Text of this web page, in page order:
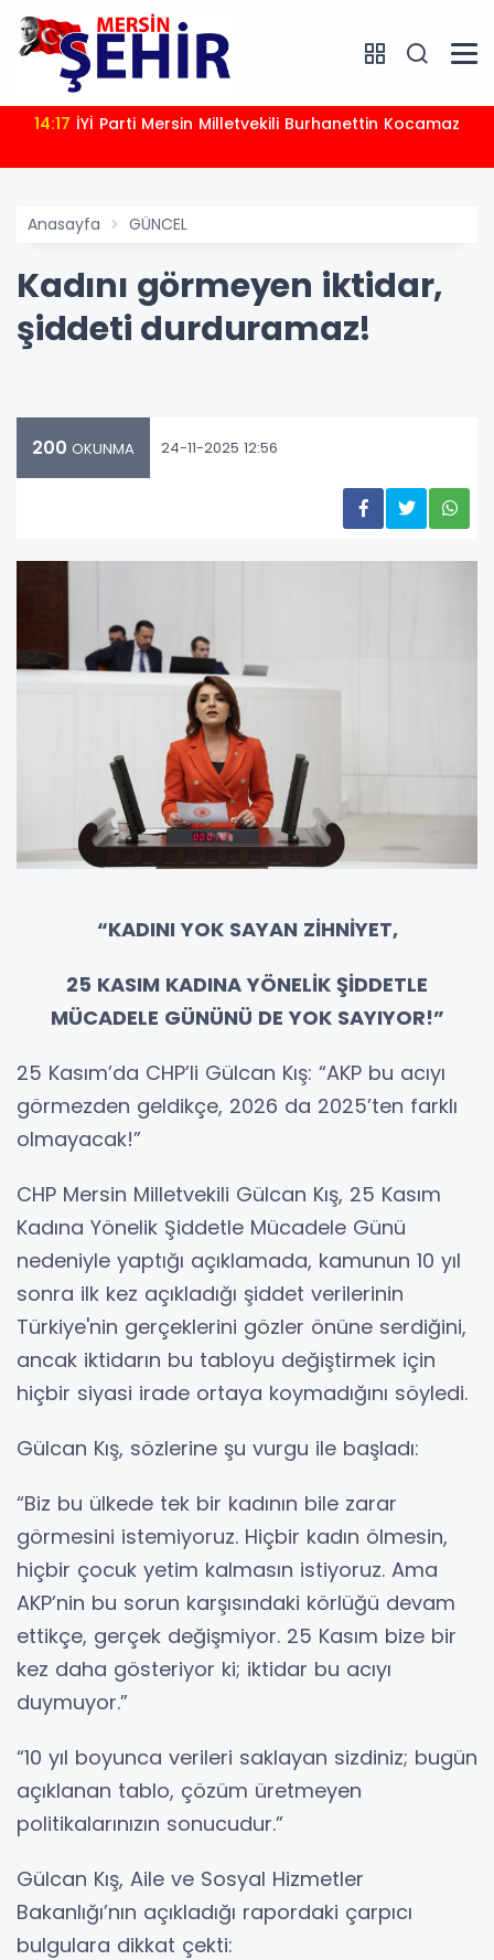
14:17 İYİ Parti Mersin Milletvekili Burhanettin Kocamaz
Anasayfa GÜNCEL
Kadını görmeyen iktidar,
şiddeti durduramaz!
200 OKUNMA 24-11-2025 12:56
“KADINI YOK SAYAN ZİHNİYET,
25 KASIM KADINA YÖNELİK ŞİDDETLE
MÜCADELE GÜNÜNÜ DE YOK SAYIYOR!”
25 Kasım’da CHP’li Gülcan Kış: “AKP bu acıyı
görmezden geldikçe, 2026 da 2025’ten farklı
olmayacak!”
CHP Mersin Milletvekili Gülcan Kış, 25 Kasım
Kadına Yönelik Şiddetle Mücadele Günü
nedeniyle yaptığı açıklamada, kamunun 10 yıl
sonra ilk kez açıkladığı şiddet verilerinin
Türkiye'nin gerçeklerini gözler önüne serdiğini,
ancak iktidarın bu tabloyu değiştirmek için
hiçbir siyasi irade ortaya koymadığını söyledi.
Gülcan Kış, sözlerine şu vurgu ile başladı:
“Biz bu ülkede tek bir kadının bile zarar
görmesini istemiyoruz. Hiçbir kadın ölmesin,
hiçbir çocuk yetim kalmasın istiyoruz. Ama
AKP’nin bu sorun karşısındaki körlüğü devam
ettikçe, gerçek değişmiyor. 25 Kasım bize bir
kez daha gösteriyor ki; iktidar bu acıyı
duymuyor.”
“10 yıl boyunca verileri saklayan sizdiniz; bugün
açıklanan tablo, çözüm üretmeyen
politikalarınızın sonucudur.”
Gülcan Kış, Aile ve Sosyal Hizmetler
Bakanlığı’nın açıkladığı rapordaki çarpıcı
bulgulara dikkat çekti: